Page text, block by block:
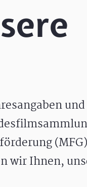
wir Ihnen,